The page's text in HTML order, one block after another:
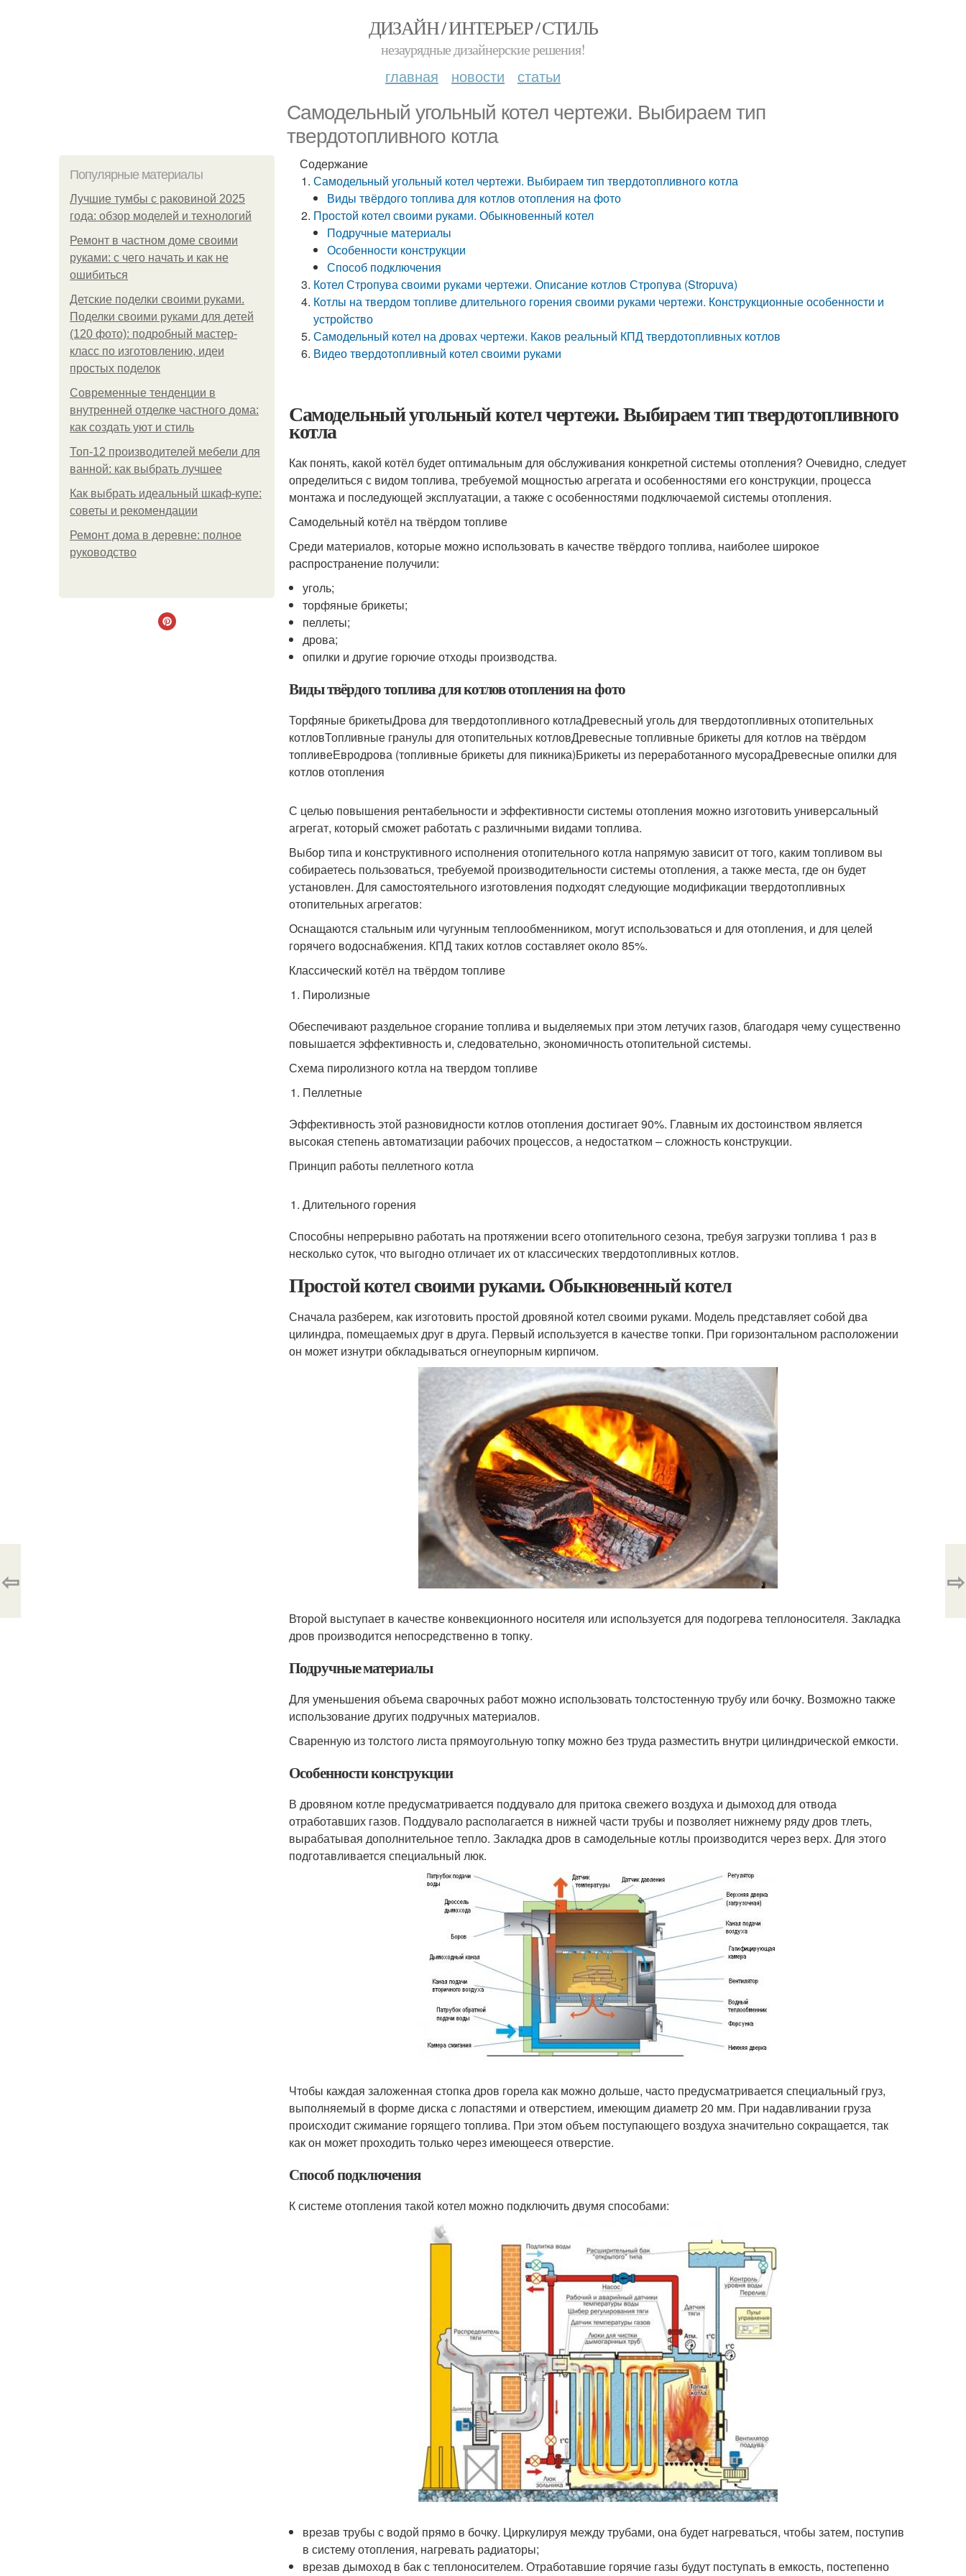
ДИЗАЙН / ИНТЕРЬЕР / СТИЛЬ
незаурядные дизайнерские решения!
главная новости статьи
Самодельный угольный котел чертежи. Выбираем тип
твердотопливного котла
Популярные материалы
Лучшие тумбы с раковиной 2025
года: обзор моделей и технологий
Ремонт в частном доме своими
руками: с чего начать и как не
ошибиться
Детские поделки своими руками.
Поделки своими руками для детей
(120 фото): подробный мастер-
класс по изготовлению, идеи
простых поделок
Современные тенденции в
внутренней отделке частного дома:
как создать уют и стиль
Топ-12 производителей мебели для
ванной: как выбрать лучшее
Как выбрать идеальный шкаф-купе:
советы и рекомендации
Ремонт дома в деревне: полное
руководство
Содержание
Самодельный угольный котел чертежи. Выбираем тип твердотопливного котла
Виды твёрдого топлива для котлов отопления на фото
Простой котел своими руками. Обыкновенный котел
Подручные материалы
Особенности конструкции
Способ подключения
Котел Стропува своими руками чертежи. Описание котлов Стропува (Stropuva)
Котлы на твердом топливе длительного горения своими руками чертежи. Конструкционные особенности и
устройство
Самодельный котел на дровах чертежи. Каков реальный КПД твердотопливных котлов
Видео твердотопливный котел своими руками
Самодельный угольный котел чертежи. Выбираем тип твердотопливного
котла
Как понять, какой котёл будет оптимальным для обслуживания конкретной системы отопления? Очевидно, следует
определиться с видом топлива, требуемой мощностью агрегата и особенностями его конструкции, процесса
монтажа и последующей эксплуатации, а также с особенностями подключаемой системы отопления.
Самодельный котёл на твёрдом топливе
Среди материалов, которые можно использовать в качестве твёрдого топлива, наиболее широкое
распространение получили:
уголь;
торфяные брикеты;
пеллеты;
дрова;
опилки и другие горючие отходы производства.
Виды твёрдого топлива для котлов отопления на фото
Торфяные брикетыДрова для твердотопливного котлаДревесный уголь для твердотопливных отопительных
котловТопливные гранулы для отопительных котловДревесные топливные брикеты для котлов на твёрдом
топливеЕвродрова (топливные брикеты для пикника)Брикеты из переработанного мусораДревесные опилки для
котлов отопления
С целью повышения рентабельности и эффективности системы отопления можно изготовить универсальный
агрегат, который сможет работать с различными видами топлива.
Выбор типа и конструктивного исполнения отопительного котла напрямую зависит от того, каким топливом вы
собираетесь пользоваться, требуемой производительности системы отопления, а также места, где он будет
установлен. Для самостоятельного изготовления подходят следующие модификации твердотопливных
отопительных агрегатов:
Оснащаются стальным или чугунным теплообменником, могут использоваться и для отопления, и для целей
горячего водоснабжения. КПД таких котлов составляет около 85%.
Классический котёл на твёрдом топливе
Пиролизные
Обеспечивают раздельное сгорание топлива и выделяемых при этом летучих газов, благодаря чему существенно
повышается эффективность и, следовательно, экономичность отопительной системы.
Схема пиролизного котла на твердом топливе
Пеллетные
Эффективность этой разновидности котлов отопления достигает 90%. Главным их достоинством является
высокая степень автоматизации рабочих процессов, а недостатком – сложность конструкции.
Принцип работы пеллетного котла
Длительного горения
Способны непрерывно работать на протяжении всего отопительного сезона, требуя загрузки топлива 1 раз в
несколько суток, что выгодно отличает их от классических твердотопливных котлов.
Простой котел своими руками. Обыкновенный котел
Сначала разберем, как изготовить простой дровяной котел своими руками. Модель представляет собой два
цилиндра, помещаемых друг в друга. Первый используется в качестве топки. При горизонтальном расположении
он может изнутри обкладываться огнеупорным кирпичом.
Второй выступает в качестве конвекционного носителя или используется для подогрева теплоносителя. Закладка
дров производится непосредственно в топку.
Подручные материалы
Для уменьшения объема сварочных работ можно использовать толстостенную трубу или бочку. Возможно также
использование других подручных материалов.
Сваренную из толстого листа прямоугольную топку можно без труда разместить внутри цилиндрической емкости.
Особенности конструкции
В дровяном котле предусматривается поддувало для притока свежего воздуха и дымоход для отвода
отработавших газов. Поддувало располагается в нижней части трубы и позволяет нижнему ряду дров тлеть,
вырабатывая дополнительное тепло. Закладка дров в самодельные котлы производится через верх. Для этого
подготавливается специальный люк.
Чтобы каждая заложенная стопка дров горела как можно дольше, часто предусматривается специальный груз,
выполняемый в форме диска с лопастями и отверстием, имеющим диаметр 20 мм. При надавливании груза
происходит сжимание горящего топлива. При этом объем поступающего воздуха значительно сокращается, так
как он может проходить только через имеющееся отверстие.
Способ подключения
К системе отопления такой котел можно подключить двумя способами:
врезав трубы с водой прямо в бочку. Циркулируя между трубами, она будет нагреваться, чтобы затем, поступив
в систему отопления, нагревать радиаторы;
врезав дымоход в бак с теплоносителем. Отработавшие горячие газы будут поступать в емкость, постепенно
⇦ ⇨